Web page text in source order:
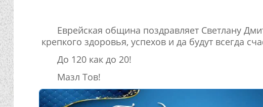
Еврейская община поздравляет Светлану
крепкого здоровья, успехов и да будут всегда
До 120 как до 20!
Мазл Тов!